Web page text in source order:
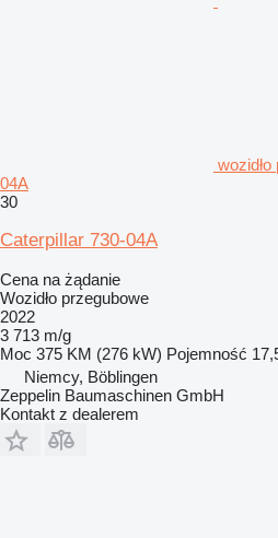
04A
30
Caterpillar 730-04A
Cena na żądanie
Wozidło przegubowe
2022
3 713 m/g
Moc 375 KM (276 kW) Pojemność
Niemcy, Böblingen
Zeppelin Baumaschinen GmbH
Kontakt z dealerem